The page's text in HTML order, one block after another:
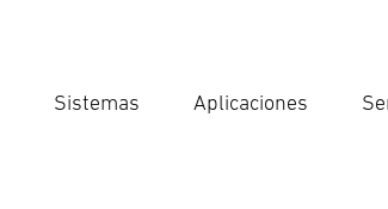
Sistemas Aplicaciones